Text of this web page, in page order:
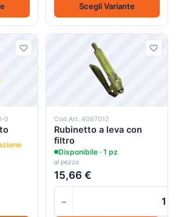
Scegli Variante
0 Cod.Art. 4067012
Rubinetto a leva con
filtro
Disponibile · 1 pz
al pezzo
15,66 €
−